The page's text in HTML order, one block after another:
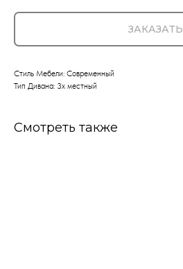
ЗАКАЗАТЬ
Стиль Мебели: Современный
Тип Дивана: 3х местный
Смотреть также